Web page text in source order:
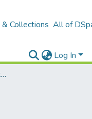
Collections All of
Log In
B4 – LU fakultātes / Faculties of the UL